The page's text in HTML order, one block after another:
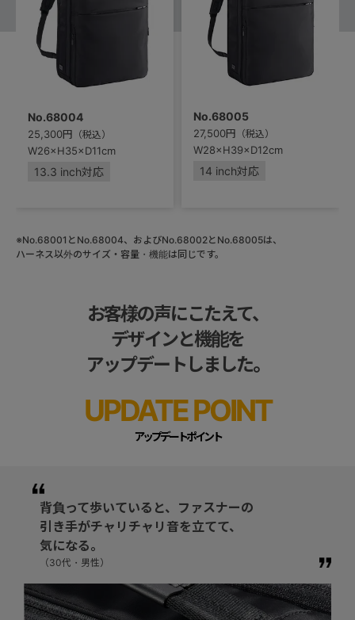
No.68004
25,300円 （税込）
W26×H35×D11cm
13.3 inch対応
No.68005
27,500円 （税込）
W28×H39×D12cm
14 inch対応
※No.68001とNo.68004、およびNo.68002とNo.68005は、
ハーネス以外のサイズ・容量・機能は同じです。
お客様の声にこたえて、
デザインと機能を
アップデートしました。
UPDATE POINT
アップデートポイント
背負って歩いていると、ファスナーの
引き手がチャリチャリ音を立てて、
気になる。
（30代・男性）